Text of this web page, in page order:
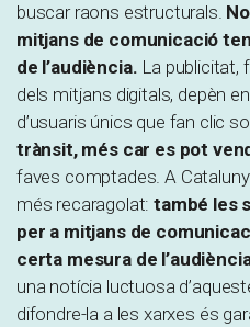
buscar raons estructurals.
mitjans de comunicació
de l’audiència. La publicitat,
dels mitjans digitals, depèn
d’usuaris únics que fan clic
trànsit, més car es pot
faves comptades. A
més recaragolat: també les
per a mitjans de
certa mesura de
una notícia luctuosa
difondre-la a les xarxes és